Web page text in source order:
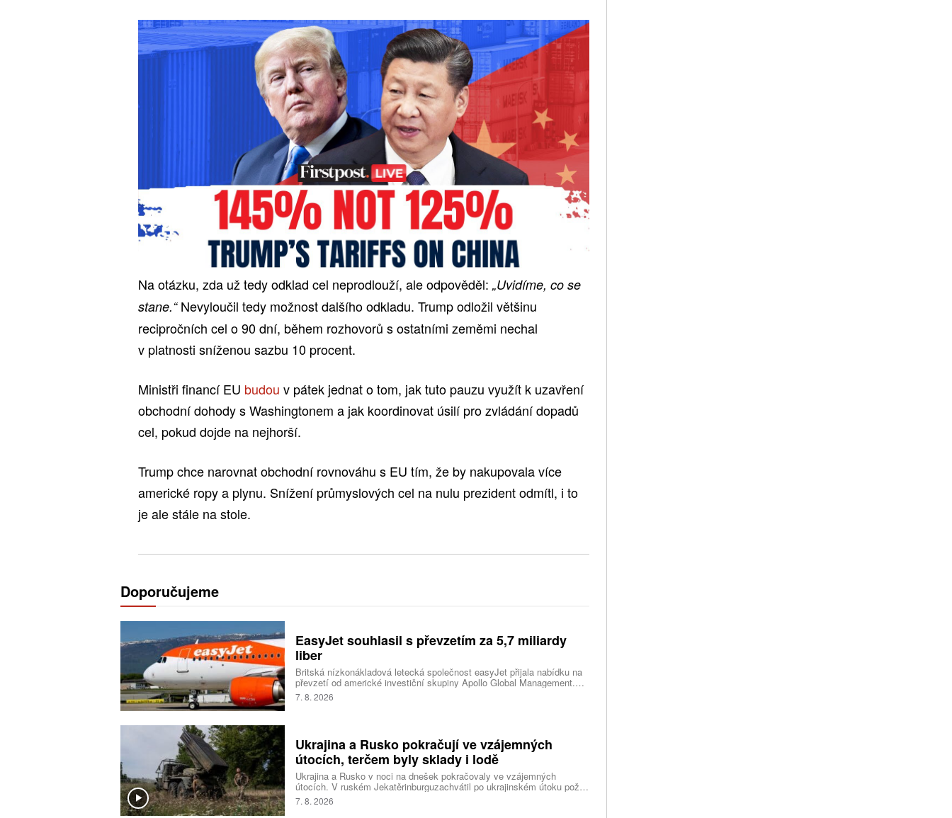
Na otázku, zda už tedy odklad cel neprodlouží, ale odpověděl: „Uvidíme, co se
stane.“Nevyloučil tedy možnost dalšího odkladu. Trump odložil většinu
recipročních cel o 90 dní, během rozhovorů s ostatními zeměmi nechal
v platnosti sníženou sazbu 10 procent.
Ministři financí EU budou v pátek jednat o tom, jak tuto pauzu využít k uzavření
obchodní dohody s Washingtonem a jak koordinovat úsilí pro zvládání dopadů
cel, pokud dojde na nejhorší.
Trump chce narovnat obchodní rovnováhu s EU tím, že by nakupovala více
americké ropy a plynu. Snížení průmyslových cel na nulu prezident odmítl, i to
je ale stále na stole.
Doporučujeme
EasyJet souhlasil s převzetím za 5,7 miliardy
liber
Britská nízkonákladová letecká společnost easyJet přijala nabídku na
převzetí od americké investiční skupiny Apollo Global Management.
Transakce oceňuje aerolinku na 5,7 miliardy liber, tedy přibližně 162
miliard korun.
7. 8. 2026
Ukrajina a Rusko pokračují ve vzájemných
útocích, terčem byly sklady i lodě
Ukrajina a Rusko v noci na dnešek pokračovaly ve vzájemných
útocích. V ruském Jekatěrinburguzachvátil po ukrajinském útoku požár
logistické centrum ruského internetového prodejce Wildberries.
Společnost o tom informovala bez podrobností na síti Telegram.
7. 8. 2026